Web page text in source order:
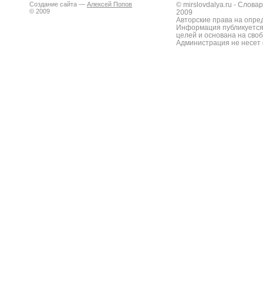
Создание сайта — Алексей Попов
© 2009
© mirslovdalya.ru -
2009
Авторские права на
Информация
целей и основана на
Администрация не несет